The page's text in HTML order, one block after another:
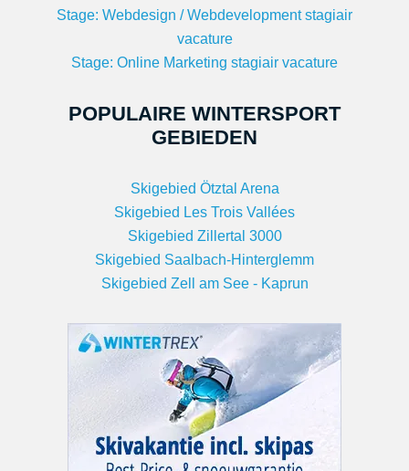
Stage: Webdesign / Webdevelopment stagiair
vacature
Stage: Online Marketing stagiair vacature
POPULAIRE WINTERSPORT
GEBIEDEN
Skigebied Ötztal Arena
Skigebied Les Trois Vallées
Skigebied Zillertal 3000
Skigebied Saalbach-Hinterglemm
Skigebied Zell am See - Kaprun